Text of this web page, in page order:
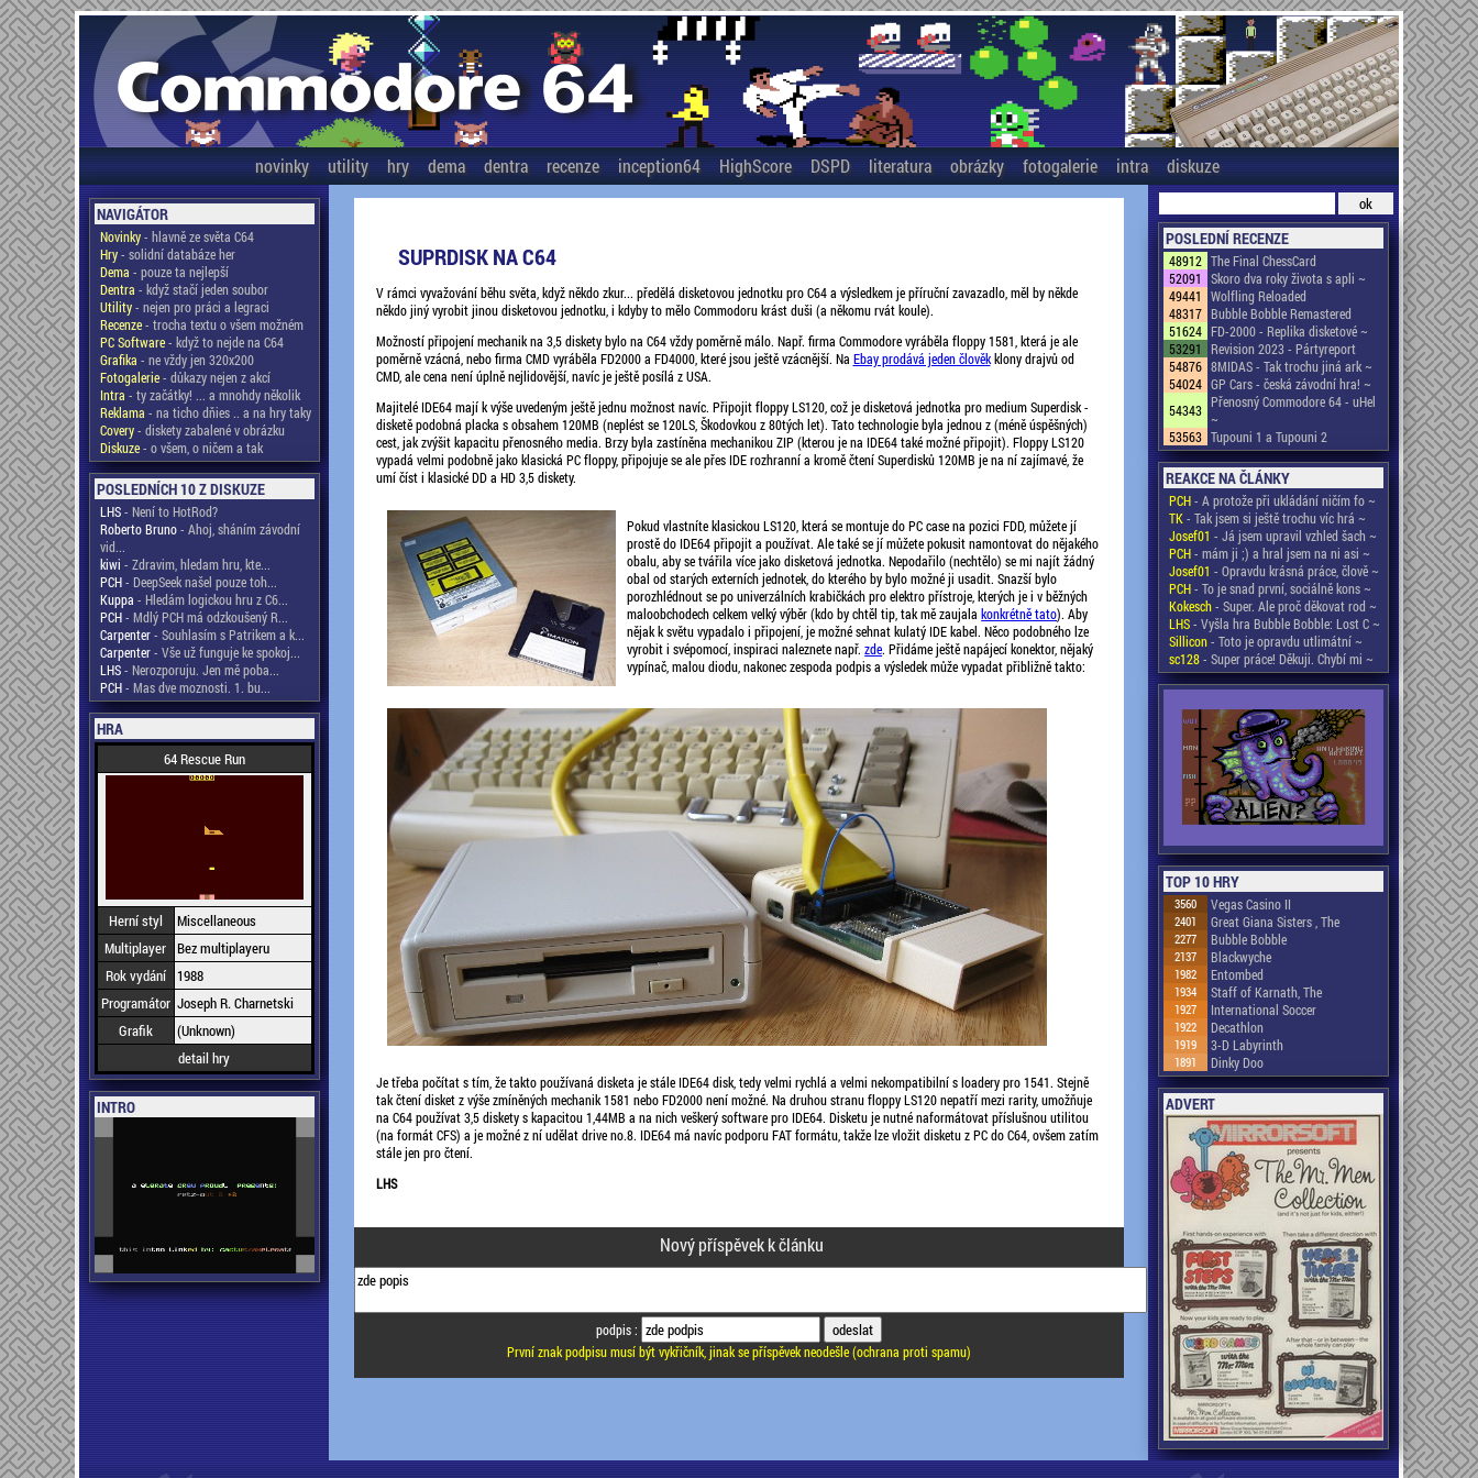
novinky utility hry dema dentra recenze inception64 HighScore DSPD literatura obrázky fotogalerie intra diskuze
NAVIGÁTOR
Novinky- hlavně ze světa C64
Hry- solidní databáze her
Dema - pouze ta nejlepší
Dentra - když stačí jeden soubor
Utility- nejen pro práci a legraci
Recenze- trocha textu o všem možném
PC Software- když to nejde na C64
Grafika - ne vždy jen 320x200
Fotogalerie- důkazy nejen z akcí
Intra - ty začátky! ... a mnohdy několik
Reklama - na ticho dňies .. a na hry taky
Covery- diskety zabalené v obrázku
Diskuze- o všem, o ničem a tak
POSLEDNÍCH 10 Z DISKUZE
LHS- Není to HotRod?
Roberto Bruno- Ahoj, sháním závodní
vid...
kiwi - Zdravim, hledam hru, kte...
PCH- DeepSeek našel pouze toh...
Kuppa - Hledám logickou hru z C6...
PCH- Mdlý PCH má odzkoušený R...
Carpenter- Souhlasím s Patrikem a k...
Carpenter- Vše už funguje ke spokoj...
LHS- Nerozporuju. Jen mě poba...
PCH- Mas dve moznosti. 1. bu...
HRA
64 Rescue Run
Herní styl
Miscellaneous
Multiplayer Bez multiplayeru
Rok vydání
1988
Programátor Joseph R. Charnetski
Grafik
(Unknown)
detail hry
INTRO
SUPRDISK NA C64
V rámci vyvažování běhu světa, když někdo zkur... předělá disketovou jednotku pro C64 a výsledkem je příruční zavazadlo, měl by někde
někdo jiný vyrobit jinou disketovou jednotku, i kdyby to mělo Commodoru krást duši (a někomu rvát koule).
Možností připojení mechanik na 3,5 diskety bylo na C64 vždy poměrně málo. Např. firma Commodore vyráběla floppy 1581, která je ale
poměrně vzácná, nebo firma CMD vyráběla FD2000 a FD4000, které jsou ještě vzácnější. Na Ebay prodává jeden člověkklony drajvů od
CMD, ale cena není úplně nejlidovější, navíc je ještě posílá z USA.
Majitelé IDE64 mají k výše uvedeným ještě jednu možnost navíc. Připojit floppy LS120, což je disketová jednotka pro medium Superdisk -
disketě podobná placka s obsahem 120MB (neplést se 120LS, Škodovkou z 80tých let). Tato technologie byla jednou z (méně úspěšných)
cest, jak zvýšit kapacitu přenosného media. Brzy byla zastíněna mechanikou ZIP (kterou je na IDE64 také možné připojit). Floppy LS120
vypadá velmi podobně jako klasická PC floppy, připojuje se ale přes IDE rozhranní a kromě čtení Superdisků 120MB je na ní zajímavé, že
umí číst i klasické DD a HD 3,5 diskety.
Pokud vlastníte klasickou LS120, která se montuje do PC case na pozici FDD, můžete jí
prostě do IDE64 připojit a používat. Ale také se jí můžete pokusit namontovat do nějakého
obalu, aby se tvářila více jako disketová jednotka. Nepodařilo (nechtělo) se mi najít žádný
obal od starých externích jednotek, do kterého by bylo možné ji usadit. Snazší bylo
porozhlédnout se po univerzálních krabičkách pro elektro přístroje, kterých je i v běžných
maloobchodech celkem velký výběr (kdo by chtěl tip, tak mě zaujalakonkrétně tato). Aby
nějak k světu vypadalo i připojení, je možné sehnat kulatý IDE kabel. Něco podobného lze
vyrobit i svépomocí, inspiraci naleznete např.zde. Přidáme ještě napájecí konektor, nějaký
vypínač, malou diodu, nakonec zespoda podpis a výsledek může vypadat přibližně takto:
Je třeba počítat s tím, že takto používaná disketa je stále IDE64 disk, tedy velmi rychlá a velmi nekompatibilní s loadery pro 1541. Stejně
tak čtení disket z výše zmíněných mechanik 1581 nebo FD2000 není možné. Na druhou stranu floppy LS120 nepatří mezi rarity, umožňuje
na C64 používat 3,5 diskety s kapacitou 1,44MB a na nich veškerý software pro IDE64. Disketu je nutné naformátovat příslušnou utilitou
(na formát CFS) a je možné z ní udělat drive no.8. IDE64 má navíc podporu FAT formátu, takže lze vložit disketu z PC do C64, ovšem zatím
stále jen pro čtení.
LHS
Nový příspěvek k článku
podpis :
První znak podpisu musí být vykřičník, jinak se příspěvek neodešle (ochrana proti spamu)
POSLEDNÍ RECENZE
48912 The Final ChessCard
52091
Skoro dva roky života s apli ~
49441
Wolfling Reloaded
48317 Bubble Bobble Remastered
51624 FD-2000 - Replika disketové ~
53291
Revision 2023 - Pártyreport
54876 8MIDAS - Tak trochu jiná ark ~
54024 GP Cars - česká závodní hra! ~
54343 Přenosný Commodore 64 - uHel
~
53563 Tupouni 1 a Tupouni 2
REAKCE NA ČLÁNKY
PCH- A protože při ukládání ničím fo ~
TK- Tak jsem si ještě trochu víc hrá ~
Josef01 - Já jsem upravil vzhled šach ~
PCH- mám ji ;) a hral jsem na ni asi ~
Josef01 - Opravdu krásná práce, člově ~
PCH- To je snad první, sociálně kons ~
Kokesch- Super. Ale proč děkovat rod ~
LHS- Vyšla hra Bubble Bobble: Lost C ~
Sillicon- Toto je opravdu utlimátní ~
sc128- Super práce! Děkuji. Chybí mi ~
TOP 10 HRY
3560 Vegas Casino II
2401 Great Giana Sisters , The
2277 Bubble Bobble
2137 Blackwyche
1982 Entombed
1934 Staff of Karnath, The
1927 International Soccer
1922 Decathlon
1919 3-D Labyrinth
1891 Dinky Doo
ADVERT